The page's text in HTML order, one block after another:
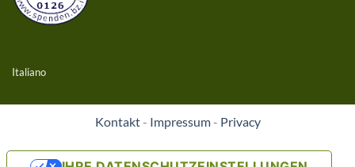
Italiano
Kontakt- Impressum- Privacy